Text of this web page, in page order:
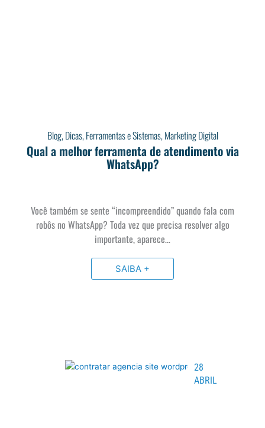
Blog,Dicas,Ferramentas e Sistemas,Marketing Digital
Qual a melhor ferramenta de atendimento via
WhatsApp?
Você também se sente “incompreendido” quando fala com
robôs no WhatsApp? Toda vez que precisa resolver algo
importante, aparece…
SAIBA +
28
ABRIL